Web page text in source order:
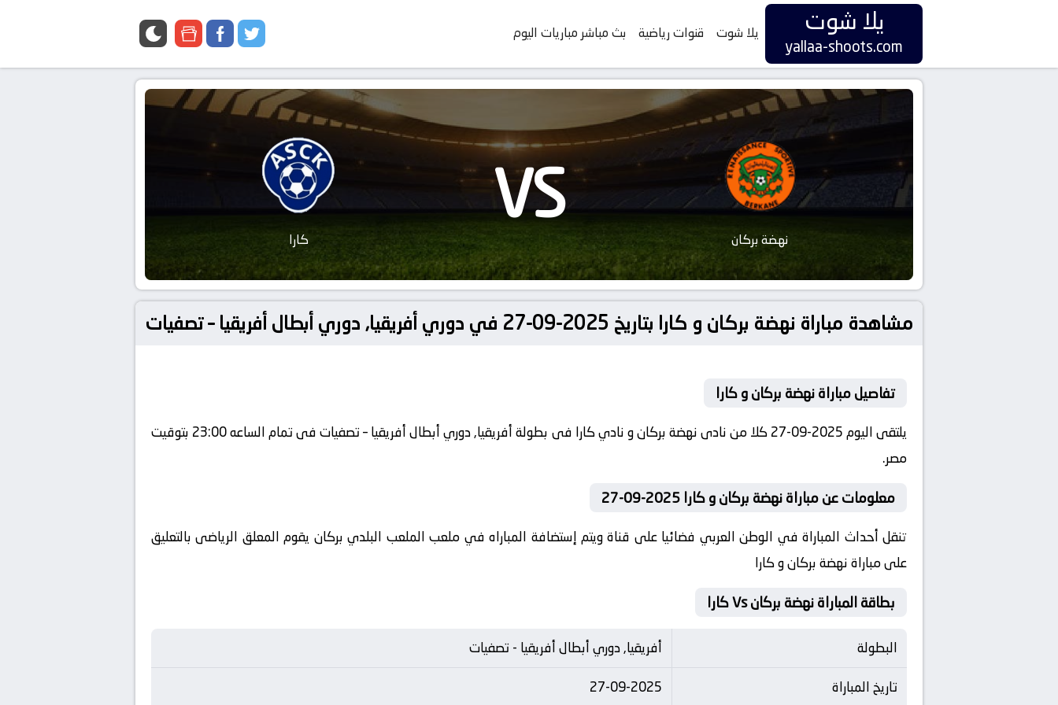
يلا شوت
yallaa-shoots.com
يلا شوت قنوات رياضية بث مباشر مباريات اليوم twitter
facebook
google
نهضة بركان VS كارا
مشاهدة مباراة نهضة بركان و كارا بتاريخ 2025-09-27 في دوري أفريقيا, دوري أبطال أفريقيا – تصفيات
تفاصيل مباراة نهضة بركان و كارا
يلتقى اليوم 2025-09-27 كلا من نادى نهضة بركان و نادي كارا فى بطولة أفريقيا, دوري أبطال أفريقيا – تصفيات فى تمام الساعه 23:00 بتوقيت
مصر.
معلومات عن مباراة نهضة بركان و كارا 2025-09-27
تنقل أحداث المباراة في الوطن العربي فضائيا على قناة ويتم إستضافة المباراه في ملعب الملعب البلدي بركان يقوم المعلق الرياضى بالتعليق
على مباراة نهضة بركان و كارا
بطاقة المباراة نهضة بركان Vs كارا
البطولة
أفريقيا, دوري أبطال أفريقيا - تصفيات
تاريخ المباراة
27-09-2025